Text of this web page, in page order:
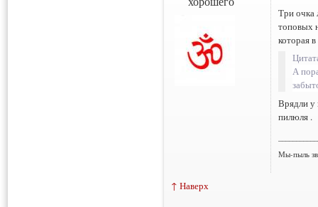
Три очка
топовых
которая
А
Врядли у
пилюля .
Мы-пыль
↑ Наверх